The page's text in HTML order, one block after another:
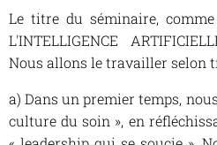
Le titre du séminaire,
L'INTELLIGENCE
Nous allons le travailler selon
a) Dans un premier temps,
culture du soin », en